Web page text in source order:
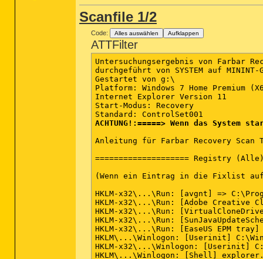
Scanfile 1/2
Code: Alles auswählen Aufklappen
ATTFilter
Untersuchungsergebnis von Farbar
durchgeführt von SYSTEM auf MININT-
Gestartet von g:\
Platform: Windows 7 Home Premium
Internet Explorer Version 11
Start-Modus: Recovery
ACHTUNG!:=====> Wenn das
Anleitung für Farbar Recovery
==================== Registry (Alle)
(Wenn ein Eintrag in die Fixlist
HKLM-x32\...\Run: [avgnt] =>
HKLM-x32\...\Run: [Adobe Creative
HKLM-x32\...\Run:
HKLM-x32\...\Run:
HKLM-x32\...\Run: [EaseUS EPM
HKLM\...\Winlogon: [Userinit]
HKLM-x32\...\Winlogon: [Userinit]
HKLM\...\Winlogon: [Shell]